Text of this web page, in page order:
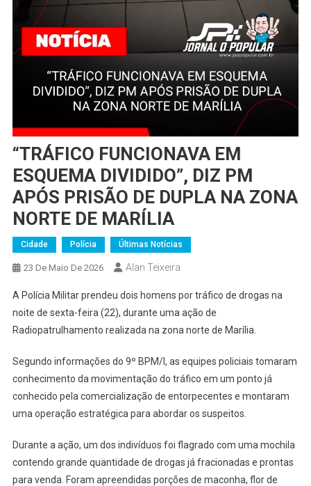
“TRÁFICO FUNCIONAVA EM
ESQUEMA DIVIDIDO”, DIZ PM
APÓS PRISÃO DE DUPLA NA ZONA
NORTE DE MARÍLIA
Cidade Polícia Últimas Notícias
23 De Maio De 2026 Alan Teixeira
A Polícia Militar prendeu dois homens por tráfico de drogas na
noite de sexta-feira (22), durante uma ação de
Radiopatrulhamento realizada na zona norte de Marília.
Segundo informações do 9º BPM/I, as equipes policiais tomaram
conhecimento da movimentação do tráfico em um ponto já
conhecido pela comercialização de entorpecentes e montaram
uma operação estratégica para abordar os suspeitos.
Durante a ação, um dos indivíduos foi flagrado com uma mochila
contendo grande quantidade de drogas já fracionadas e prontas
para venda. Foram apreendidas porções de maconha, flor de